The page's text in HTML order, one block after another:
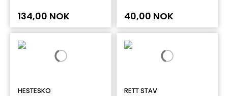
134,00 NOK 40,00 NOK
HESTESKO RETT STAV